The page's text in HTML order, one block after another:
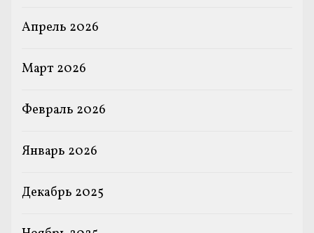
Апрель 2026
Март 2026
Февраль 2026
Январь 2026
Декабрь 2025